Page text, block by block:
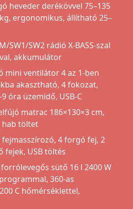
heveder derékövvel 75–135
ergonomikus, állítható 25–
SW1/SW2 rádió X-BASS-szal
akkumulátor
mini ventilátor 4 az 1-ben
akasztható, 4 fokozat,
óra üzemidő, USB-C
matrac 186×130×3 cm,
hab töltet
4 forgó fej, 2
fejek, USB töltés
sütő 16 l 2400 W
360-as
C hőmérséklettel,